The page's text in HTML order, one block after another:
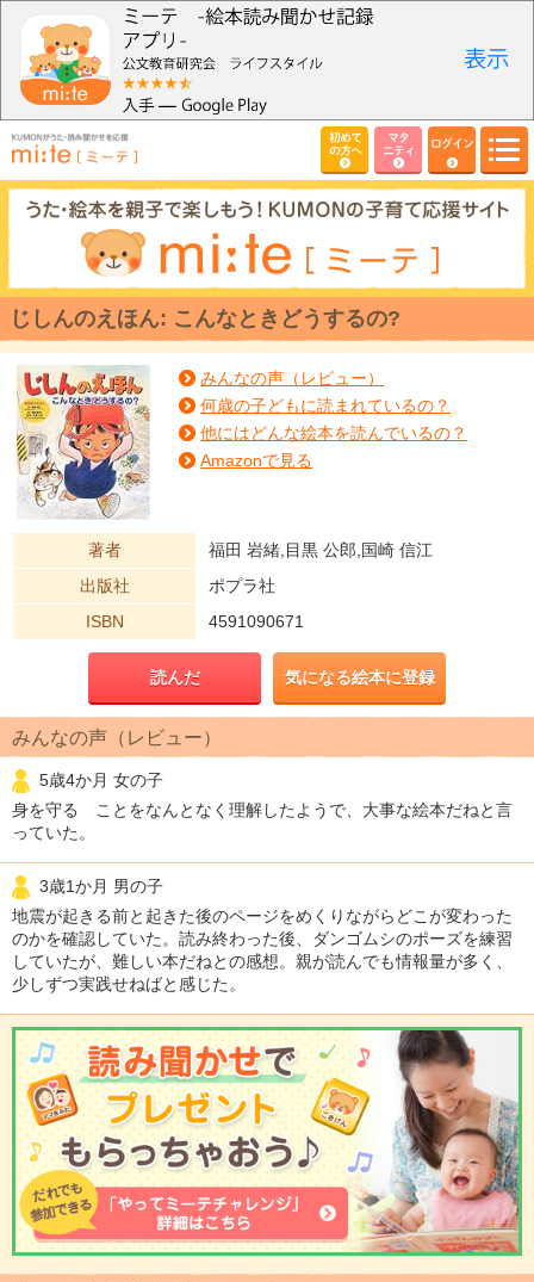
初めて
の方へ
マタ
ニティ
ログイン
じしんのえほん: こんなときどうするの?
みんなの声（レビュー）
何歳の子どもに読まれているの？
他にはどんな絵本を読んでいるの？
Amazonで見る
著者
福田 岩緒,目黒 公郎,国崎 信江
出版社
ポプラ社
ISBN
4591090671
読んだ 気になる絵本に登録
みんなの声（レビュー）
5歳4か月 女の子
身を守る ことをなんとなく理解したようで、大事な絵本だねと言
っていた。
3歳1か月 男の子
地震が起きる前と起きた後のページをめくりながらどこが変わった
のかを確認していた。読み終わった後、ダンゴムシのポーズを練習
していたが、難しい本だねとの感想。親が読んでも情報量が多く、
少しずつ実践せねばと感じた。